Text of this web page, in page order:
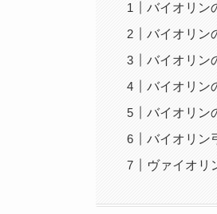
バイオリン
バイオリン
バイオリン
バイオリン
バイオリン
バイオリン
ヴァイオリ